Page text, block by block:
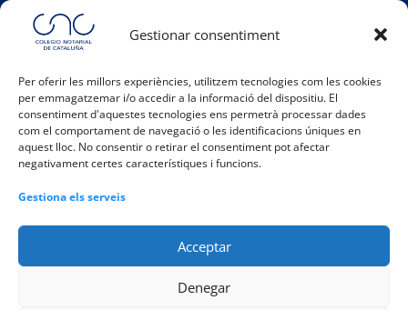
Gestionar consentiment
Per oferir les millors experiències, utilitzem tecnologies com les cookies
per emmagatzemar i/o accedir a la informació del dispositiu. El
consentiment d'aquestes tecnologies ens permetrà processar dades
com el comportament de navegació o les identificacions úniques en
aquest lloc. No consentir o retirar el consentiment pot afectar
negativament certes característiques i funcions.
Gestiona els serveis
Acceptar
Denegar
Telèfon: 93 317 48 00
Email:info@catalunya.notariado.org